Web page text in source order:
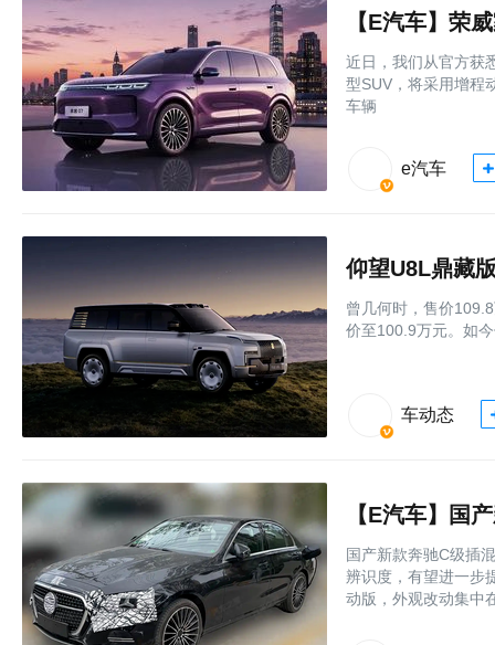
【E汽车】荣
近日，我们从官方获
型SUV，将采用增程
车辆
e汽车
仰望U8L鼎藏
曾几何时，售价
价至100.9万元。如
车动态
【E汽车】国
国产新款奔驰C级插
辨识度，有望进一步
动版，外观改动集中